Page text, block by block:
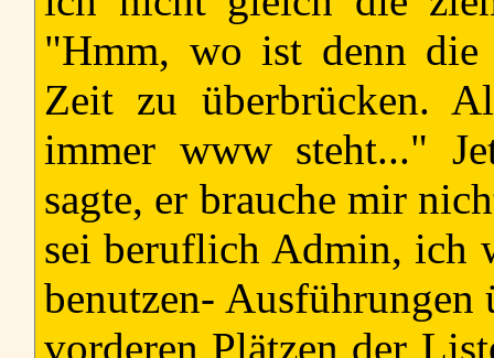
"Hmm, wo ist denn die
Zeit zu überbrücken.
immer www steht..."
sagte, er brauche mir
sei beruflich Admin, ich
benutzen- Ausführungen
vorderen Plätzen der